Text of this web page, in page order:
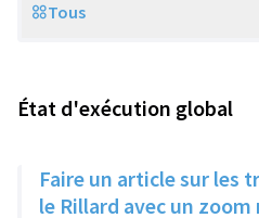
Scope
Tous
État d'exécution global
Faire un article sur les
le Rillard avec un